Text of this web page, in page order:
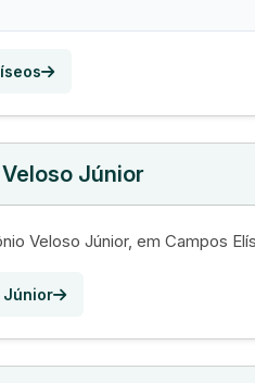
Júnior
Veloso Júnior, em Campos
Júnior